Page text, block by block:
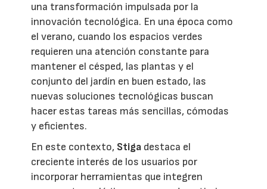
una transformación impulsada por la
innovación tecnológica. En una época como
el verano, cuando los espacios verdes
requieren una atención constante para
mantener el césped, las plantas y el
conjunto del jardín en buen estado, las
nuevas soluciones tecnológicas buscan
hacer estas tareas más sencillas, cómodas
y eficientes.
En este contexto, Stiga destaca el
creciente interés de los usuarios por
incorporar herramientas que integren